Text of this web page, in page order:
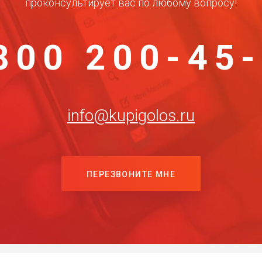
проконсультирует вас по любому вопросу!
200-
info@kupigolos.ru
ПЕРЕЗВОНИТЕ МНЕ